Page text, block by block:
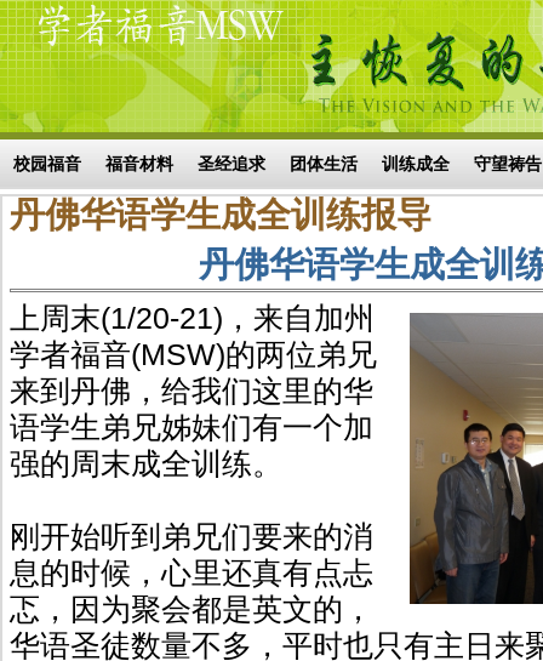
Skip to main content
搜索表单
校园福音 福音材料 圣经追求 团体生活 训练成全 守望祷告
丹佛华语学生成全训练报导
丹佛华语学生成全训
上周末(1/20-21)，来自加州
学者福音(MSW)的两位弟兄
来到丹佛，给我们这里的华
语学生弟兄姊妹们有一个加
强的周末成全训练。
刚开始听到弟兄们要来的消
息的时候，心里还真有点忐
忑，因为聚会都是英文的，
华语圣徒数量不多，平时也只有主日来